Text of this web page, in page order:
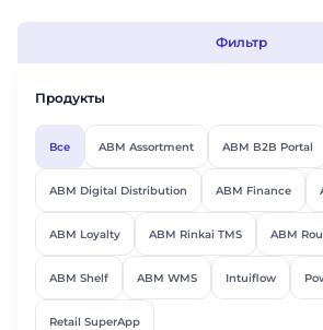
Фильтр
Продукты
Все ABM Assortment ABM B2B Portal
ABM Digital Distribution ABM Finance
ABM Loyalty ABM Rinkai TMS ABM
ABM Shelf ABM WMS Intuiflow
Retail SuperApp